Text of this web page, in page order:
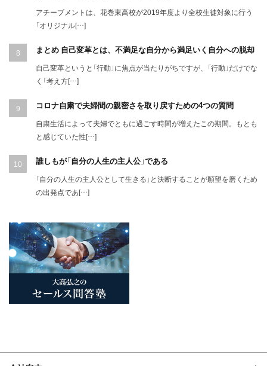
アチーブメントは、花巻東高校が2019年度より全校生徒対象に行う
「オリジナル[…]
まとめ 自己変革とは、不満足な自分から満足いく自分への脱却
自己変革というと「行動」に焦点が当たりがちですが、「行動」だけでな
く「考え方[…]
コロナ自粛で夫婦間の親密さを取り戻すための4つの質問
自粛生活によって夫婦でともに過ごす時間が増えたこの期間。もとも
と感じていた性[…]
誰しもが「自分の人生の主人公」である
「自分の人生の主人公として生きる」と決断することが願望を磨くため
の出発点であ[…]